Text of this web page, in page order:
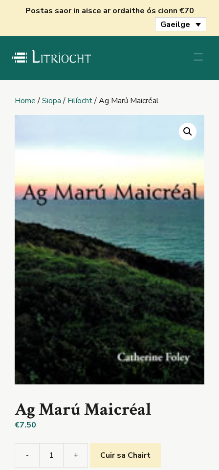
Postas saor in aisce ar ordaithe ós cionn €70
Gaeilge
Home/Siopa/ Filíocht/ Ag Marú Maicréal
Ag Marú Maicréal
€7.50
- + Cuir sa Chairt